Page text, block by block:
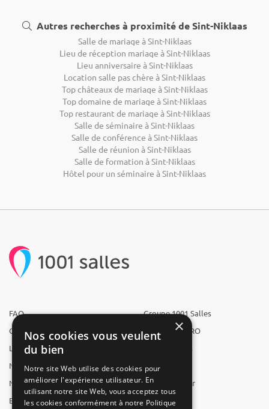
Autres recherches à proximité de Sint-Niklaas
Salle de mariage à Sint-Niklaas
Lieu de réception mariage à Sint-Niklaas
Lieu anniversaire à Sint-Niklaas
Location salle pas chère à Sint-Niklaas
Top châteaux de mariage à Sint-Niklaas
Top domaine de mariage à Sint-Niklaas
Top restaurant de mariage à Sint-Niklaas
Salle de séminaire à Sint-Niklaas
Salle de conférence à Sint-Niklaas
Salle de réunion à Sint-Niklaas
Salle de formation à Sint-Niklaas
Hôtel pour un séminaire à Sint-Niklaas
FAQ
Qui sommes-nous ?
L'équipe
Nous recrutons
Nos partenaires
Espace presse
Groupe 1001 Salles
1001 Salles PRO
1001 Traiteurs
1001 Artistes
Reserverunbar
MP2
×
Nos cookies vous veulent
du bien
Notre site Web utilise des cookies pour
améliorer l'expérience utilisateur. En
utilisant notre site Web, vous acceptez tous
les cookies conformément à notre Politique